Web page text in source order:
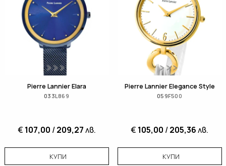
Pierre Lannier Elara
033L869
€ 107,00 /209,27лв.
КУПИ
Pierre Lannier Elegance Style
059F500
€ 105,00 /205,36лв.
КУПИ